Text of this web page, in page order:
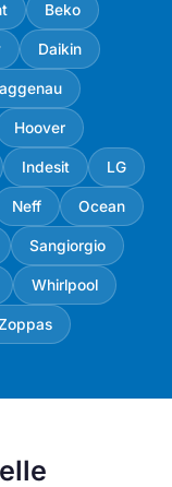
Beko
Daikin
Hoover
Indesit LG
Neff Ocean
Sangiorgio
Whirlpool